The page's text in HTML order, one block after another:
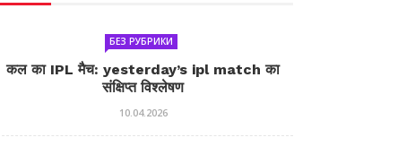
БЕЗ РУБРИКИ
कल का IPL मैच: yesterday’s ipl match का
संक्षिप्त विश्लेषण
10.04.2026